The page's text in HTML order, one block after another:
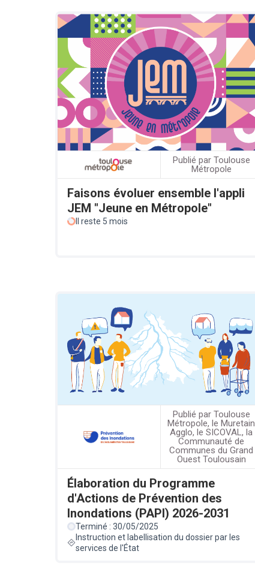
Publié par Toulouse
Métropole
Faisons évoluer ensemble l'appli
JEM "Jeune en Métropole"
Il reste 5 mois
Publié par Toulouse
Métropole, le Muretain
Agglo, le SICOVAL, la
Communauté de
Communes du Grand
Ouest Toulousain
Élaboration du Programme
d'Actions de Prévention des
Inondations (PAPI) 2026-2031
Terminé : 30/05/2025
Instruction et labellisation du dossier par les
services de l'État